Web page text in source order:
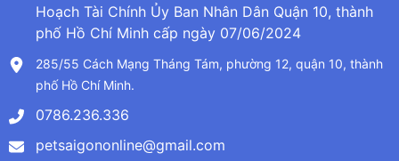
Hoạch Tài Chính Ủy Ban Nhân Dân Quận 10, thành
phố Hồ Chí Minh cấp ngày 07/06/2024
285/55 Cách Mạng Tháng Tám, phường 12, quận 10, thành
phố Hồ Chí Minh.
0786.236.336
petsaigononline@gmail.com